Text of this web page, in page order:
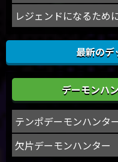
レジェンドになるため
最新の
デーモンハ
テンポデーモンハンタ
欠片デーモンハンター